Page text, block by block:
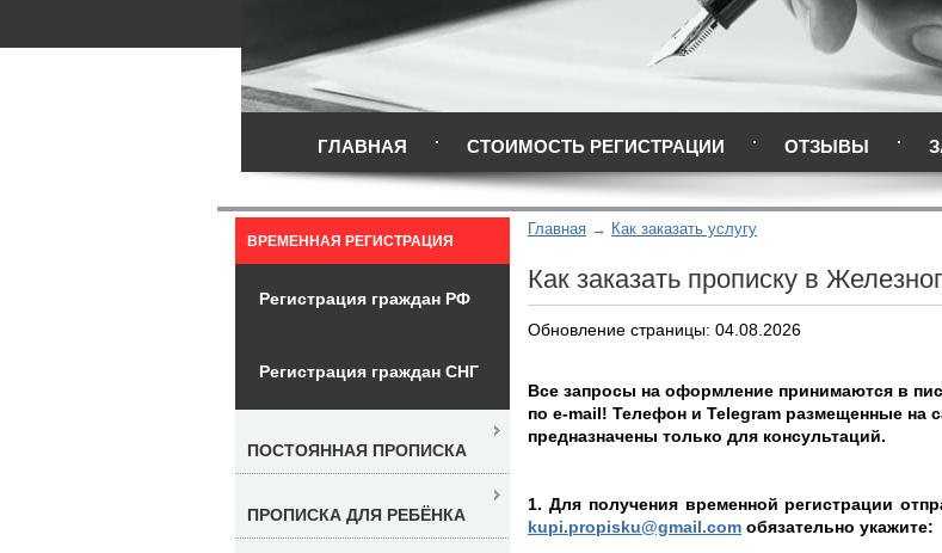
ГЛАВНАЯ СТОИМОСТЬ РЕГИСТРАЦИИ ОТЗЫВЫ
Главная Как заказать услугу
Как заказать прописку в
Обновление страницы: 04.08.2026
Все запросы на оформление принимаются в
по e-mail! Телефон и Telegram размещенные на
предназначены только для консультаций.
1. Для получения временной регистрации
kupi.propisku@gmail.com обязательно укажите:
ВРЕМЕННАЯ РЕГИСТРАЦИЯ
Регистрация граждан РФ
Регистрация граждан СНГ
ПОСТОЯННАЯ ПРОПИСКА
ПРОПИСКА ДЛЯ РЕБЁНКА